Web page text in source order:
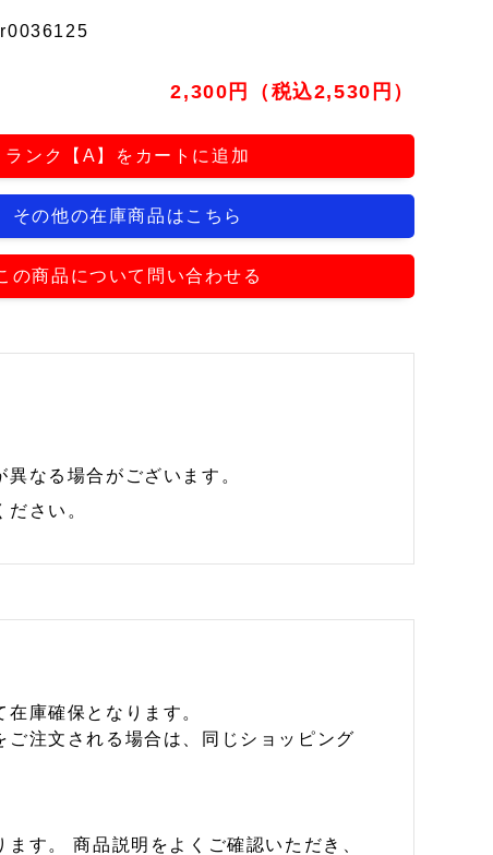
2,300円（税込2,530円）
ランク【A】をカートに追加
その他の在庫商品はこちら
の商品について問い合わせる
なる場合がございます。
さい。
庫確保となります。
注文される場合は、同じショッピング
す。 商品説明をよくご確認いただき、